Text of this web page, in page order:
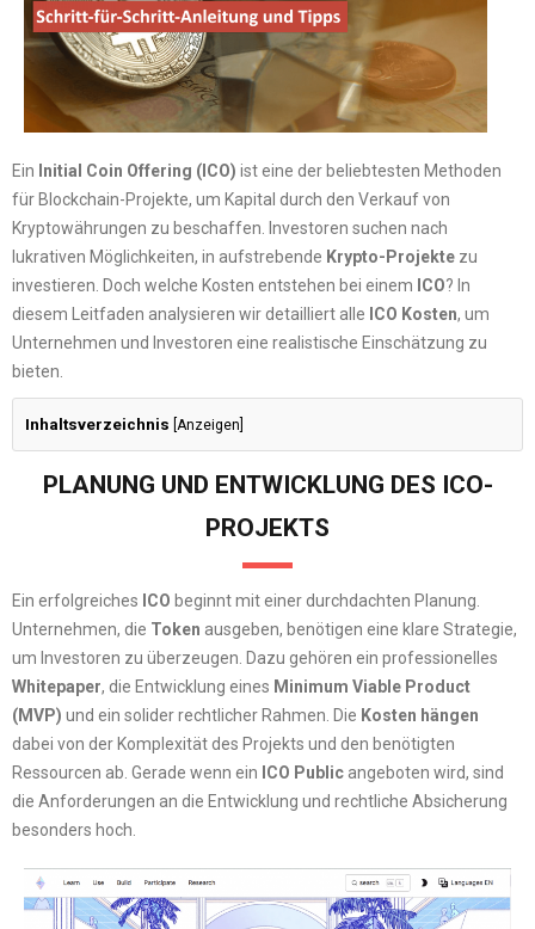
Ein Initial Coin Offering (ICO) ist eine der beliebtesten Methoden
für Blockchain-Projekte, um Kapital durch den Verkauf von
Kryptowährungen zu beschaffen. Investoren suchen nach
lukrativen Möglichkeiten, in aufstrebende Krypto-Projekte zu
investieren. Doch welche Kosten entstehen bei einem ICO? In
diesem Leitfaden analysieren wir detailliert alle ICO Kosten, um
Unternehmen und Investoren eine realistische Einschätzung zu
bieten.
Inhaltsverzeichnis Anzeigen
PLANUNG UND ENTWICKLUNG DES ICO-
PROJEKTS
Ein erfolgreiches ICO beginnt mit einer durchdachten Planung.
Unternehmen, die Token ausgeben, benötigen eine klare Strategie,
um Investoren zu überzeugen. Dazu gehören ein professionelles
Whitepaper, die Entwicklung eines Minimum Viable Product
(MVP) und ein solider rechtlicher Rahmen. Die Kosten hängen
dabei von der Komplexität des Projekts und den benötigten
Ressourcen ab. Gerade wenn ein ICO Public angeboten wird, sind
die Anforderungen an die Entwicklung und rechtliche Absicherung
besonders hoch.